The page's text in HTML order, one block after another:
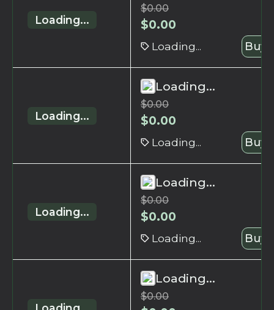
Loading...
$0.00
$0.00
Loading... Buy
Loading...
Loading...
$0.00
$0.00
Loading... Buy
Loading...
Loading...
$0.00
$0.00
Loading... Buy
Loading...
$0.00